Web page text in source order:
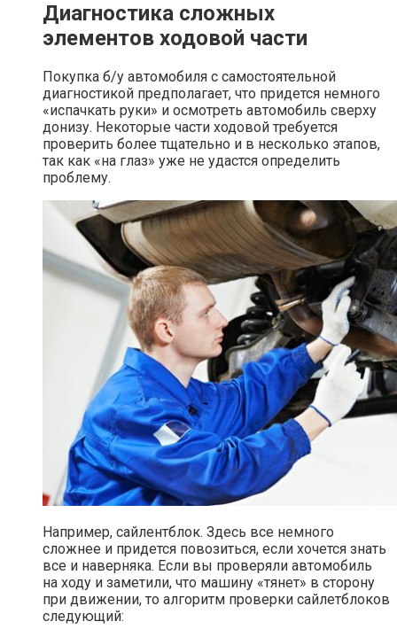
Диагностика сложных
элементов ходовой части
Покупка б/у автомобиля с самостоятельной
диагностикой предполагает, что придется немного
«испачкать руки» и осмотреть автомобиль сверху
донизу. Некоторые части ходовой требуется
проверить более тщательно и в несколько этапов,
так как «на глаз» уже не удастся определить
проблему.
Например, сайлентблок. Здесь все немного
сложнее и придется повозиться, если хочется знать
все и наверняка. Если вы проверяли автомобиль
на ходу и заметили, что машину «тянет» в сторону
при движении, то алгоритм проверки сайлетблоков
следующий: